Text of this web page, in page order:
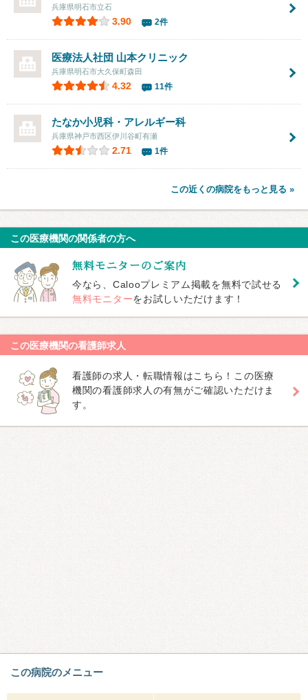
兵庫県明石市立石
3.90 2件
医療法人社団 山本クリニック
兵庫県明石市大久保町森田
4.32 11件
たなか小児科・アレルギー科
兵庫県神戸市西区伊川谷町有瀬
2.71 1件
この近くの病院をもっと見る »
この医療機関の関係者の方へ
今なら、Calooプレミアム掲載を無料で試せる
無料モニターをお試しいただけます！
この医療機関の看護師求人
看護師の求人・転職情報はこちら！この医療
機関の看護師求人の有無がご確認いただけま
す。
この病院のメニュー